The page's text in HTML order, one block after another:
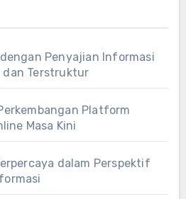
Penyajian Informasi
dan Terstruktur
Platform
Masa Kini
dalam Perspektif